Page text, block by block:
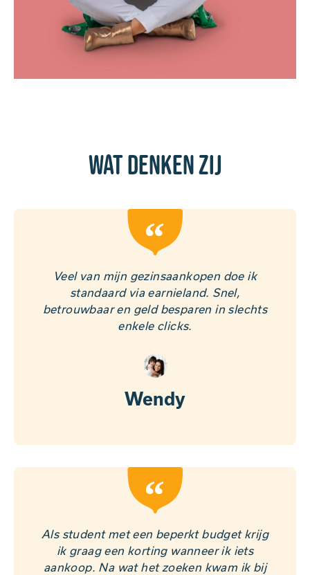
Wat denken zij
“
Veel van mijn gezinsaankopen doe ik
standaard via earnieland. Snel,
betrouwbaar en geld besparen in slechts
enkele clicks.
Wendy
“
Als student met een beperkt budget krijg
ik graag een korting wanneer ik iets
aankoop. Na wat het zoeken kwam ik bij